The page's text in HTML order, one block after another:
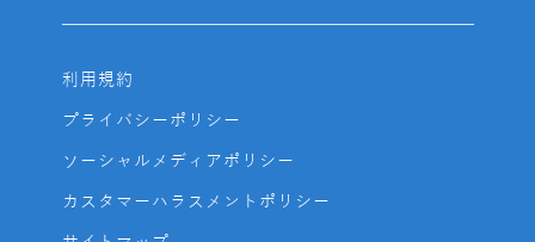
利用規約
プライバシーポリシー
ソーシャルメディアポリシー
カスタマーハラスメントポリシー